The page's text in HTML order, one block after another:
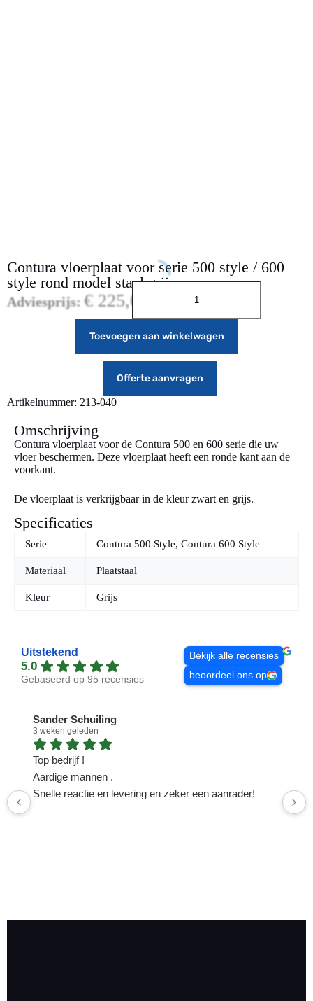
Contura vloerplaat voor serie 500 style / 600
style rond model staal grijs
Adviesprijs: € 225,00
Toevoegen aan winkelwagen
Offerte aanvragen
Artikelnummer: 213-040
Omschrijving
Contura vloerplaat voor de Contura 500 en 600 serie die uw
vloer beschermen. Deze vloerplaat heeft een ronde kant aan de
voorkant.
De vloerplaat is verkrijgbaar in de kleur zwart en grijs.
Specificaties
Serie Contura 500 Style, Contura 600 Style
Materiaal Plaatstaal
Kleur Grijs
Uitstekend
5.0
Gebaseerd op 95 recensies
Bekijk alle recensies
beoordeel ons op
Sander Schuiling
3 weken geleden
Top bedrijf !
Aardige mannen .
Snelle reactie en levering en zeker een aanrader!